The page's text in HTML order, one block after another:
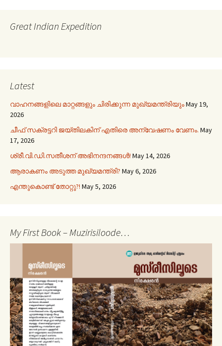
Great Indian Expedition
Latest
വാഹനങ്ങളിലെ മാറ്റങ്ങളും ചിരിക്കുന്ന മുഖ്യമന്ത്രിയുംMay 19,
2026
ചീഫ് സക്രട്ടറി ജയ്തിലകിന് എതിരെ അന്വേഷണം വേണം. May
17, 2026
ശ്രീ.വി.ഡി.സതീശന് അഭിനന്ദനങ്ങൾ! May 14, 2026
ആരാകണം അടുത്ത മുഖ്യമന്ത്രി? May 6, 2026
എന്തുകൊണ്ട് തോറ്റു?! May 5, 2026
My First Book – Muzirisiloode…